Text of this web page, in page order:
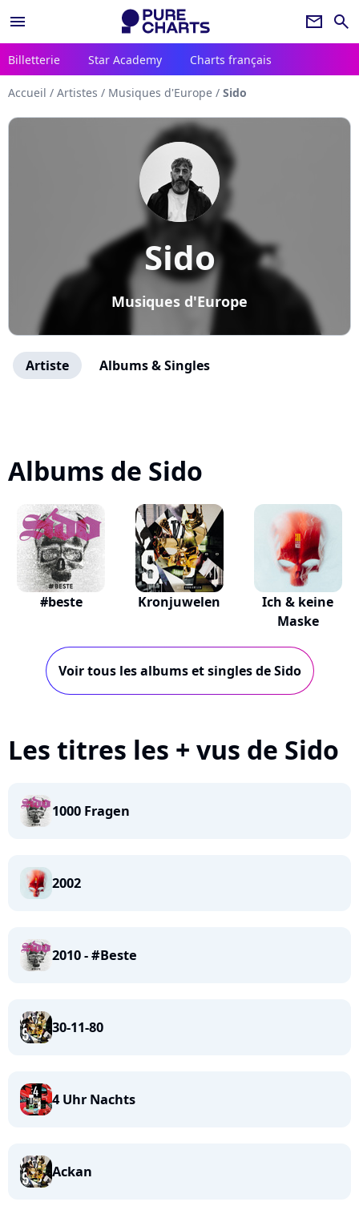
menu newsletter search
Billetterie Star Academy Charts français
Accueil / Artistes / Musiques d'Europe / Sido
Sido
Musiques d'Europe
Artiste Albums & Singles
Albums de Sido
#beste Kronjuwelen
Ich & keine
Maske
Voir tous les albums et singles de Sido
Les titres les + vus de Sido
1000 Fragen
2002
2010 - #Beste
30-11-80
4 Uhr Nachts
Ackan